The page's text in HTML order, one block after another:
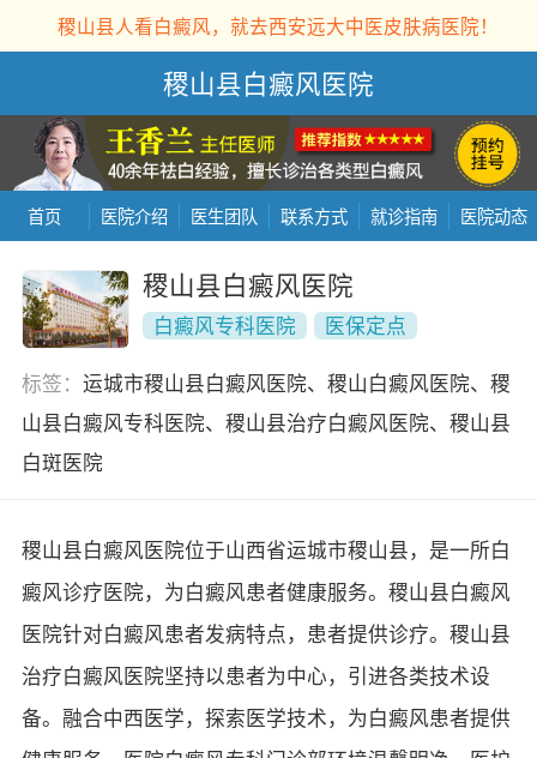
稷山县人看白癜风，就去西安远大中医皮肤病医院！
稷山县白癜风医院
首页 医院介绍 医生团队 联系方式 就诊指南 医院动态
稷山县白癜风医院
白癜风专科医院
医保定点
标签： 运城市稷山县白癜风医院、稷山白癜风医院、稷
山县白癜风专科医院、稷山县治疗白癜风医院、稷山县
白斑医院
稷山县白癜风医院位于山西省运城市稷山县，是一所白
癜风诊疗医院，为白癜风患者健康服务。稷山县白癜风
医院针对白癜风患者发病特点，患者提供诊疗。稷山县
治疗白癜风医院坚持以患者为中心，引进各类技术设
备。融合中西医学，探索医学技术，为白癜风患者提供